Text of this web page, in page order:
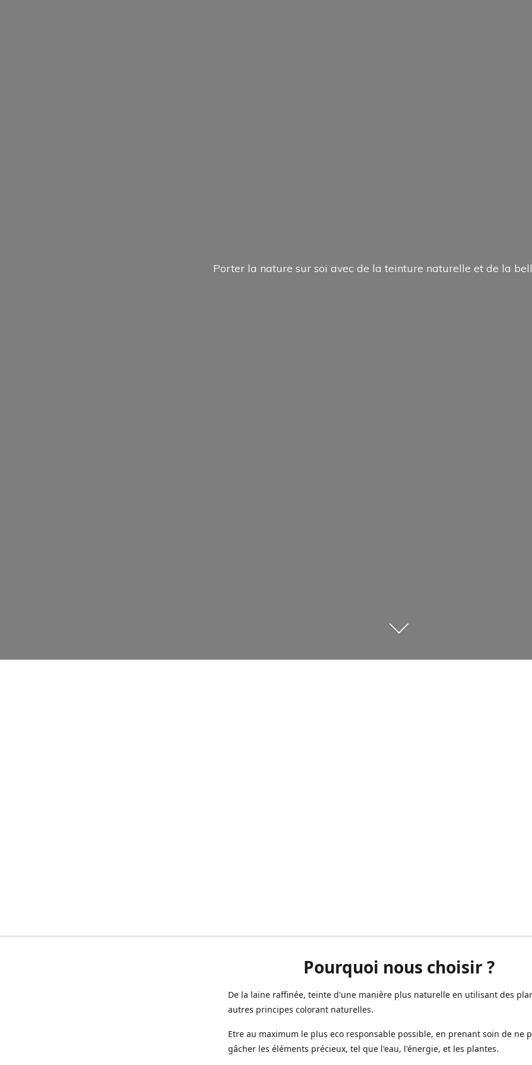
Porter la nature sur soi avec de la teinture naturelle et de la
Pourquoi nous choisir ?
De la laine raffinée, teinte d'une manière plus naturelle en utilisant des
autres principes colorant naturelles.
Etre au maximum le plus eco responsable possible, en prenant soin de ne
gâcher les éléments précieux, tel que l'eau, l'énergie, et les plantes.